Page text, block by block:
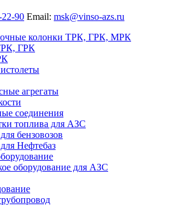
90 Email: msk@vinso-azs.ru
колонки ТРК, ГРК, МРК
ГРК
агрегаты
соединения
топлива для АЗС
бензовозов
Нефтебаз
оборудование для АЗС